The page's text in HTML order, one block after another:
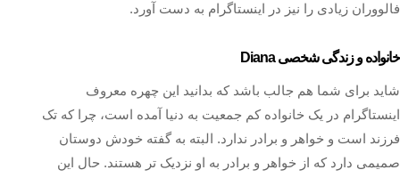
فالووران زیادی را نیز در اینستاگرام به دست آورد.
خانواده و زندگی شخصی Diana
شاید برای شما هم جالب باشد که بدانید این چهره معروف
اینستاگرام در یک خانواده کم جمعیت به دنیا آمده است، چرا که تک
فرزند است و خواهر و برادر ندارد. البته به گفته خودش دوستان
صمیمی دارد که از خواهر و برادر به او نزدیک تر هستند. حال این